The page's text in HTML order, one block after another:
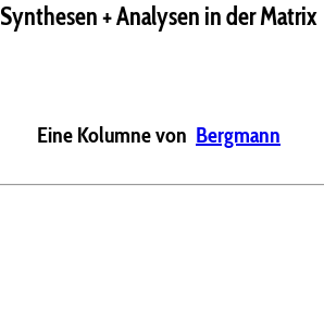
Synthesen + Analysen in der Matrix
Eine Kolumne von Bergmann